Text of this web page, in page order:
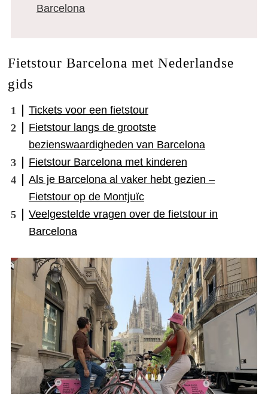
Barcelona
Fietstour Barcelona met Nederlandse
gids
Tickets voor een fietstour
Fietstour langs de grootste
bezienswaardigheden van Barcelona
Fietstour Barcelona met kinderen
Als je Barcelona al vaker hebt gezien –
Fietstour op de Montjuïc
Veelgestelde vragen over de fietstour in
Barcelona